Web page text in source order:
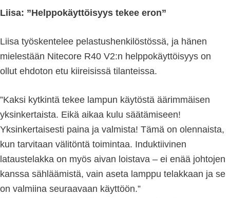
Liisa: ”Helppokäyttöisyys tekee eron”
Liisa työskentelee pelastushenkilöstössä, ja hänen
mielestään Nitecore R40 V2:n helppokäyttöisyys on
ollut ehdoton etu kiireisissä tilanteissa.
”Kaksi kytkintä tekee lampun käytöstä äärimmäisen
yksinkertaista. Eikä aikaa kulu säätämiseen!
Yksinkertaisesti paina ja valmista! Tämä on olennaista,
kun tarvitaan välitöntä toimintaa. Induktiivinen
lataustelakka on myös aivan loistava – ei enää johtojen
kanssa sähläämistä, vain aseta lamppu telakkaan ja se
on valmiina seuraavaan käyttöön.”